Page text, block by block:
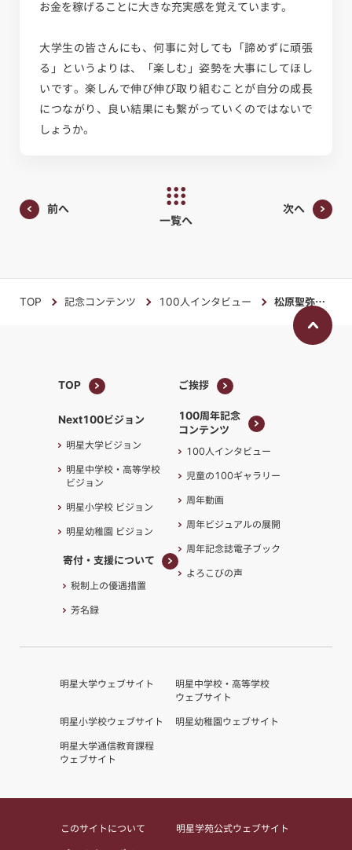
お金を稼げることに大きな充実感を覚えています。
大学生の皆さんにも、何事に対しても「諦めずに頑張
る」というよりは、「楽しむ」姿勢を大事にしてほし
いです。楽しんで伸び伸び取り組むことが自分の成長
につながり、良い結果にも繋がっていくのではないで
しょうか。
前へ
一覧へ
次へ
TOP 記念コンテンツ 100人インタビュー 松原聖弥さん
TOP
ご挨拶
100周年記念
コンテンツ
コンテンツ
100人インタビュー
児童の100ギャラリー
周年動画
周年ビジュアルの展開
周年記念誌電子ブック
よろこびの声
Next100ビジョン
明星大学ビジョン
明星中学校・高等学校
ビジョン
明星小学校 ビジョン
明星幼稚園 ビジョン
寄付・支援について
税制上の優遇措置
芳名録
明星大学ウェブサイト
明星中学校・高等学校
ウェブサイト
明星小学校ウェブサイト 明星幼稚園ウェブサイト
明星大学通信教育課程
ウェブサイト
このサイトについて 明星学苑公式ウェブサイト